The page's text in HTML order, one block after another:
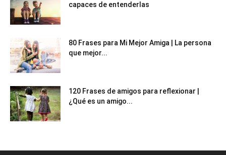
capaces de entenderlas
80 Frases para Mi Mejor Amiga | La persona
que mejor...
120 Frases de amigos para reflexionar |
¿Qué es un amigo...